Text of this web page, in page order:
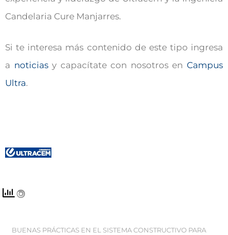
Candelaria Cure Manjarres.
Si te interesa más contenido de este tipo ingresa
a noticiasy capacítate con nosotros en Campus
Ultra.
BUENAS PRÁCTICAS EN EL SISTEMA CONSTRUCTIVO PARA